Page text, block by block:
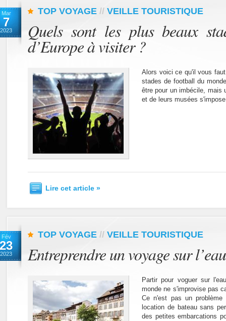
Mar
7
2023
TOP VOYAGE // VEILLE TOURISTIQUE
Quels sont les plus beaux
d’Europe à visiter ?
Alors voici ce qu'il vous
stades de football du
être pour un imbécile, mais
et de leurs musées
Lire cet article »
Fév
23
2023
TOP VOYAGE // VEILLE TOURISTIQUE
Entreprendre un voyage sur
Partir pour voguer sur
monde ne s'improvise pas
Ce n'est pas un problème
location de bateau sans
des petites embarcations